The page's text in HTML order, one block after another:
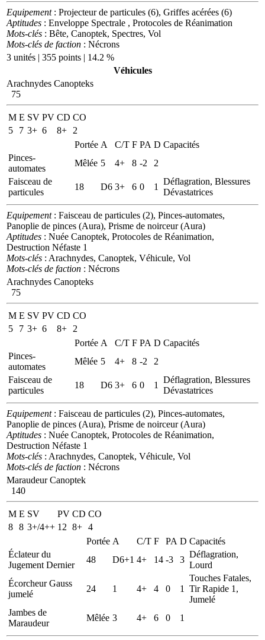
Equipement: Projecteur de particules (6), Griffes acérées (6)
Aptitudes : Enveloppe Spectrale , Protocoles de Réanimation
Mots-clés : Bête, Canoptek, Spectres, Vol
Mots-clés de faction : Nécrons
3 unités | 355 points | 14.2 %
Véhicules
Arachnydes Canopteks
75
M E SV PV CD CO
5
7 3+ 6 8+
2
Portée A C/T F PA D Capacités
Pinces-
automates
Mêlée 5 4+ 8 -2
2
Faisceau de
particules
18 D6 3+ 6 0 1
Déflagration, Blessures
Dévastatrices
Equipement: Faisceau de particules (2), Pinces-automates,
Panoplie de pinces (Aura), Prisme de noirceur (Aura)
Aptitudes : Nuée Canoptek, Protocoles de Réanimation,
Destruction Néfaste 1
Mots-clés : Arachnydes, Canoptek, Véhicule, Vol
Mots-clés de faction : Nécrons
Arachnydes Canopteks
75
M E SV PV CD CO
5
7 3+ 6 8+
2
Portée A C/T F PA D Capacités
Pinces-
automates
Mêlée 5 4+ 8 -2
2
Faisceau de
particules
18 D6 3+ 6 0 1
Déflagration, Blessures
Dévastatrices
Equipement: Faisceau de particules (2), Pinces-automates,
Panoplie de pinces (Aura), Prisme de noirceur (Aura)
Aptitudes : Nuée Canoptek, Protocoles de Réanimation,
Destruction Néfaste 1
Mots-clés : Arachnydes, Canoptek, Véhicule, Vol
Mots-clés de faction : Nécrons
Maraudeur Canoptek
140
M E SV PV CD CO
8 8 3+/4++ 12 8+ 4
Portée A C/T F PA D Capacités
Éclateur du
Jugement Dernier
48 D6+1 4+ 14 -3 3
Déflagration,
Lourd
Écorcheur Gauss
jumelé
24 1 4+ 4 0 1
Touches Fatales,
Tir Rapide 1,
Jumelé
Jambes de
Maraudeur
Mêlée 3 4+ 6 0 1